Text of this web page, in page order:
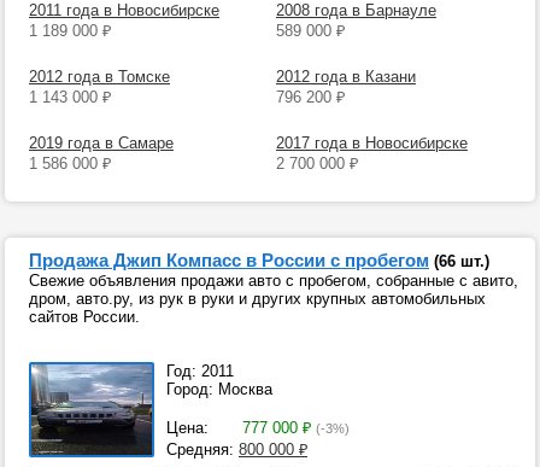
2011 года в Новосибирске
1 189 000 ₽
2008 года в Барнауле
589 000 ₽
2012 года в Томске
1 143 000 ₽
2012 года в Казани
796 200 ₽
2019 года в Самаре
1 586 000 ₽
2017 года в Новосибирске
2 700 000 ₽
Продажа Джип Компасс в России с пробегом (66 шт.)
Свежие объявления продажи авто с пробегом, собранные с авито,
дром, авто.ру, из рук в руки и других крупных автомобильных
сайтов России.
Год: 2011
Город: Москва
Цена: 777 000 ₽ (-3%)
Средняя: 800 000 ₽